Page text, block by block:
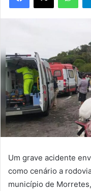
Um grave acidente
como cenário a
município de